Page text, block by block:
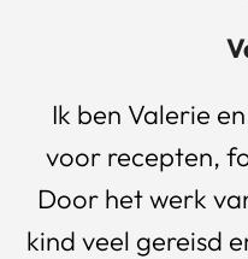
Ik ben Valerie
voor recepten,
Door het werk
kind veel gereisd